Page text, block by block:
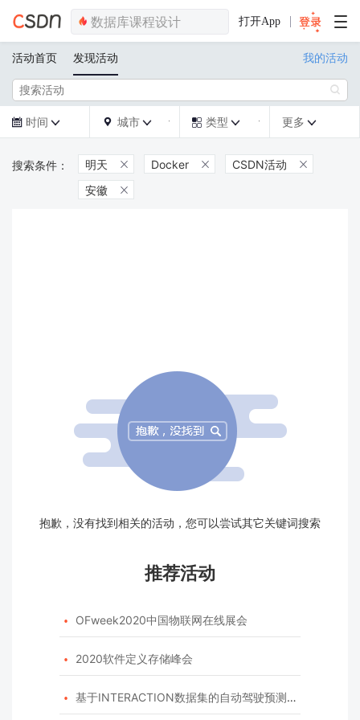
打开App
活动首页 发现活动 我的活动

 时间   城市   类型  更多 
明天  Docker  CSDN活动 
安徽 
抱歉，没有找到相关的活动，您可以尝试其它关键词搜索
推荐活动
 OFweek2020中国物联网在线展会
 2020软件定义存储峰会
 基于INTERACTION数据集的自动驾驶预测模型挑战赛